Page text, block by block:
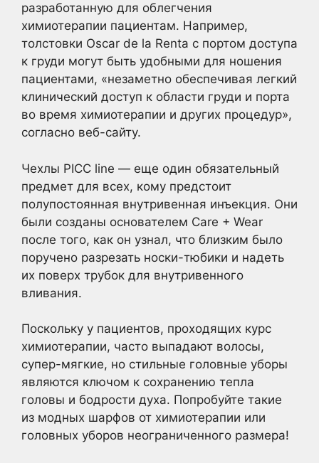
разработанную для облегчения
химиотерапии пациентам. Например,
толстовки Oscar de la Renta с портом доступа
к груди могут быть удобными для ношения
пациентами, «незаметно обеспечивая легкий
клинический доступ к области груди и порта
во время химиотерапии и других процедур»,
согласно веб-сайту.
Чехлы PICC line — еще один обязательный
предмет для всех, кому предстоит
полупостоянная внутривенная инъекция. Они
были созданы основателем Care + Wear
после того, как он узнал, что близким было
поручено разрезать носки-тюбики и надеть
их поверх трубок для внутривенного
вливания.
Поскольку у пациентов, проходящих курс
химиотерапии, часто выпадают волосы,
супер-мягкие, но стильные головные уборы
являются ключом к сохранению тепла
головы и бодрости духа. Попробуйте такие
из модных шарфов от химиотерапии или
головных уборов неограниченного размера!